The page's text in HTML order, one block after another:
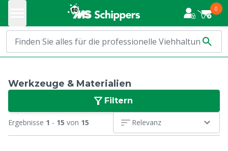
0
Werkzeuge & Materialien
Filtern
Ergebnisse 1 - 15 von 15 Relevanz